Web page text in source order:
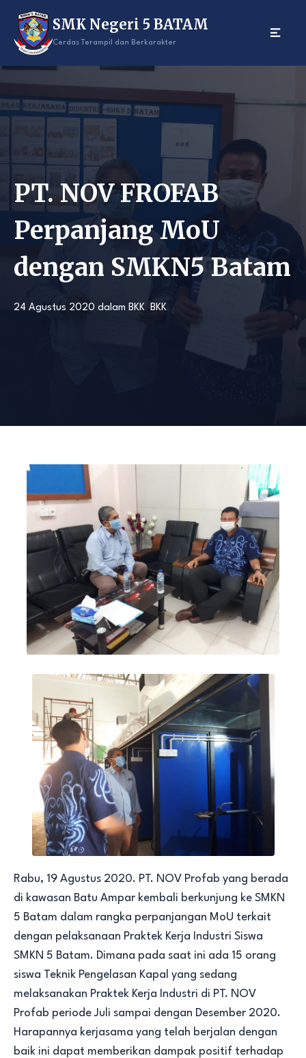
content
SMK Negeri 5 BATAM
Cerdas Terampil dan Berkarakter
PT. NOV FROFAB
Perpanjang MoU
dengan SMKN5 Batam
24 Agustus 2020 dalam BKK BKK
Rabu, 19 Agustus 2020. PT. NOV Profab yang berada
di kawasan Batu Ampar kembali berkunjung ke SMKN
5 Batam dalam rangka perpanjangan MoU terkait
dengan pelaksanaan Praktek Kerja Industri Siswa
SMKN 5 Batam. Dimana pada saat ini ada 15 orang
siswa Teknik Pengelasan Kapal yang sedang
melaksanakan Praktek Kerja Industri di PT. NOV
Profab periode Juli sampai dengan Desember 2020.
Harapannya kerjasama yang telah berjalan dengan
baik ini dapat memberikan dampak positif terhadap